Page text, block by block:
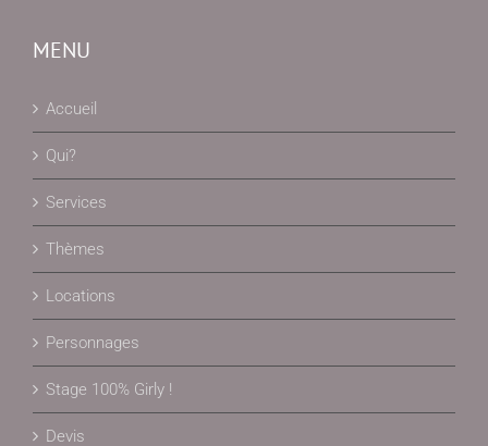
MENU
Accueil
Qui?
Services
Thèmes
Locations
Personnages
Stage 100% Girly !
Devis